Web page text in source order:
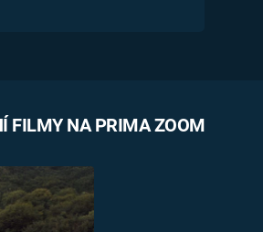
FILMY NA PRIMA ZOOM